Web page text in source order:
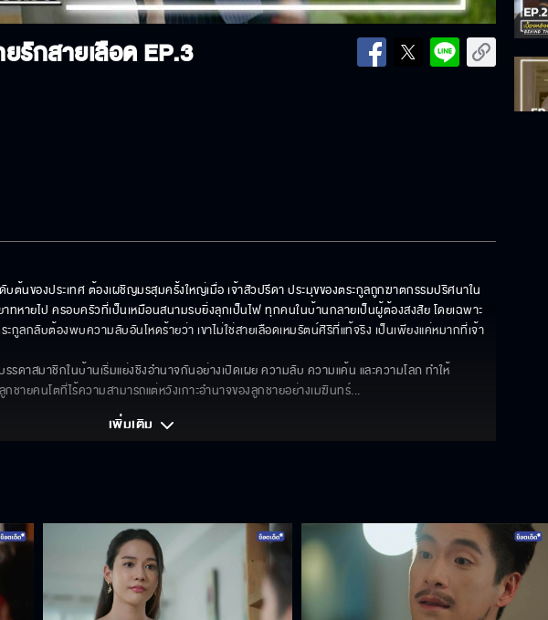
รักสายเลือด EP.3
ต้นของประเทศ ต้องเผชิญมรสุมครั้งใหญ่เมื่อ เจ้าสัวปรีดา ประมุขของตระกูลถูกฆาตกรรมปริศนาใน
ทหายไป ครอบครัวที่เป็นเหมือนสนามรบยิ่งลุกเป็นไฟ ทุกคนในบ้านกลายเป็นผู้ต้องสงสัย โดยเฉพาะ
ลกลับต้องพบความลับอันโหดร้ายว่า เขาไม่ใช่สายเลือดเหมรัตน์ศิริที่แท้จริง เป็นเพียงแค่หมากที่เจ้า
รรดาสมาชิกในบ้านเริ่มแย่งชิงอำนาจกันอย่างเปิดเผย ความลับ ความแค้น และความโลภ ทำให้
ชายคนโตที่ไร้ความสามารถแต่หวังเกาะอำนาจของลูกชายอย่างเมฆินทร์...
เพิ่มเติม